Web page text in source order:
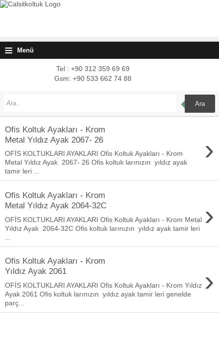
≡ Menü
Tel : +90 312 359 69 69
Gsm: +90 533 662 74 88
Ara
Ofis Koltuk Ayakları - Krom
Metal Yıldız Ayak 2067- 26
›
OFİS KOLTUKLARI AYAKLARI Ofis Koltuk Ayakları - Krom
Metal Yıldız Ayak 2067- 26 Ofis koltuk larınızın yıldız ayak
tamir leri ...
Ofis Koltuk Ayakları - Krom
Metal Yıldız Ayak 2064-32C
›
OFİS KOLTUKLARI AYAKLARI Ofis Koltuk Ayakları - Krom Metal
Yıldız Ayak 2064-32C Ofis koltuk larınızın yıldız ayak tamir leri
Ofis Koltuk Ayakları - Krom
Yıldız Ayak 2061
›
OFİS KOLTUKLARI AYAKLARI Ofis Koltuk Ayakları - Krom Yıldız
Ayak 2061 Ofis koltuk larınızın yıldız ayak tamir leri genelde
parç...